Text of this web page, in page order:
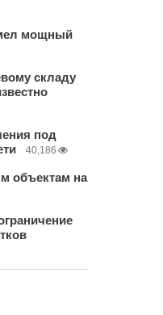
мощный
складу
под
40,186
объектам на